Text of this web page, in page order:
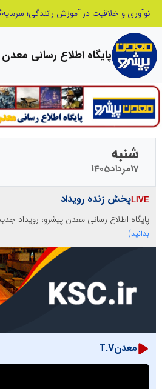
نوآوری و یادگیری دیجیتال؛ کلید تحول در
پایگاه اطلاع رسانی
شنبه
17مرداد1405
پخش زنده رویداد
پایگاه اطلاع رسانی معدن پیشرو، رویداد
بدانید)
معدنT.V